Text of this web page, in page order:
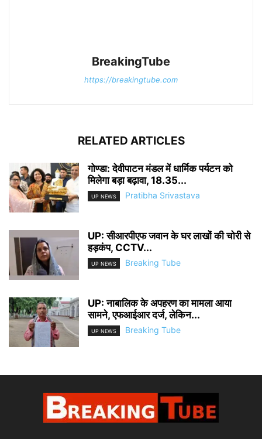
BreakingTube
https://breakingtube.com
RELATED ARTICLES
गोण्डा: देवीपाटन मंडल में धार्मिक पर्यटन को
मिलेगा बड़ा बढ़ावा, 18.35...
UP NEWS Pratibha Srivastava
UP: सीआरपीएफ जवान के घर लाखों की चोरी से
हड़कंप, CCTV...
UP NEWS Breaking Tube
UP: नाबालिक के अपहरण का मामला आया
सामने, एफआईआर दर्ज, लेकिन...
UP NEWS Breaking Tube